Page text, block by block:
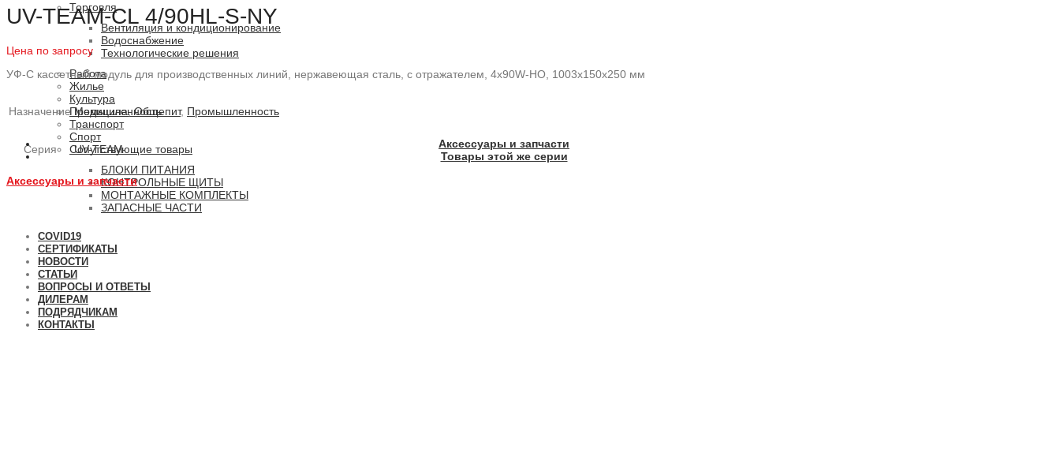
Торговля
Вентиляция и кондиционирование
Водоснабжение
Технологические решения
Работа
Жилье
Культура
Промышленность
Транспорт
Спорт
Сопутствующие товары
БЛОКИ ПИТАНИЯ
КОНТРОЛЬНЫЕ ЩИТЫ
МОНТАЖНЫЕ КОМПЛЕКТЫ
ЗАПАСНЫЕ ЧАСТИ
COVID19
СЕРТИФИКАТЫ
НОВОСТИ
СТАТЬИ
ВОПРОСЫ И ОТВЕТЫ
ДИЛЕРАМ
ПОДРЯДЧИКАМ
КОНТАКТЫ
UV-TEAM-CL 4/90HL-S-NY
Цена по запросу
УФ-С кассетный модуль для производственных линий, нержавеющая сталь, с отражателем, 4x90W-HO, 1003x150x250 мм
Назначение Медицина,Общепит, Промышленность
Серия UV-TEAM
Аксессуары и запчасти
Товары этой же серии
Аксессуары и запчасти